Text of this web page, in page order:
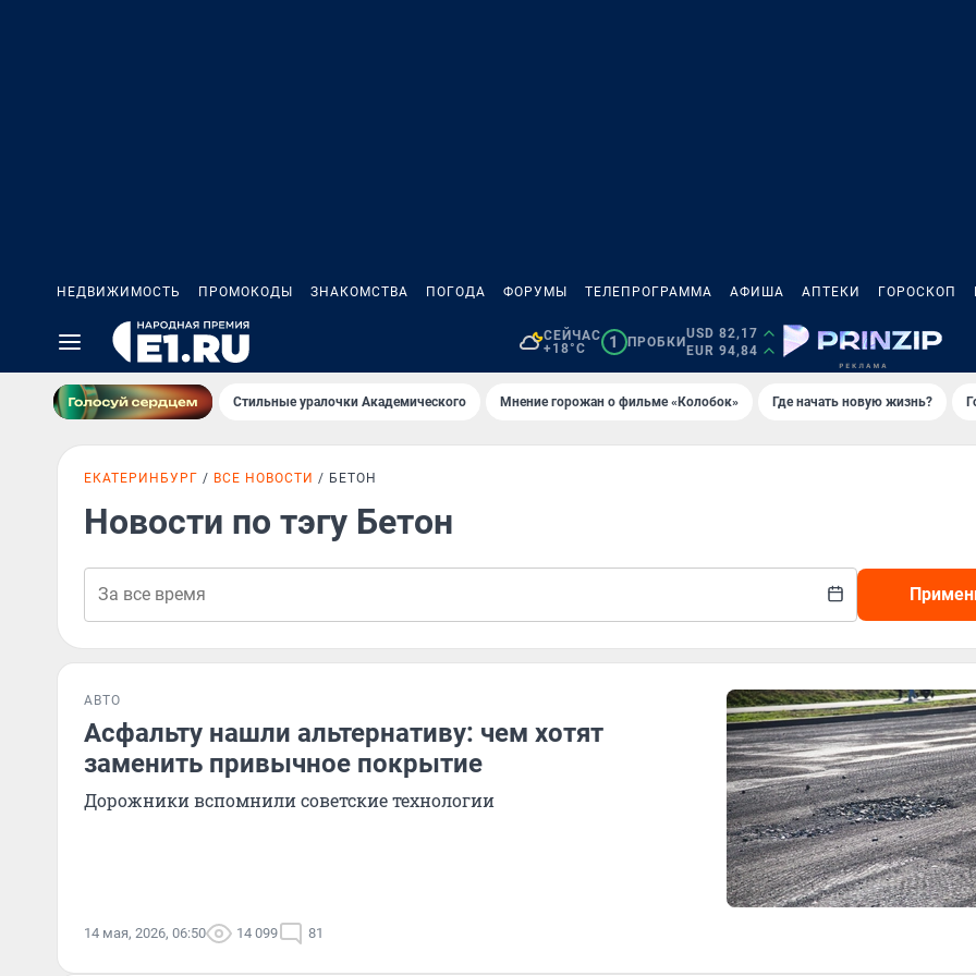
НЕДВИЖИМОСТЬ ПРОМОКОДЫ ЗНАКОМСТВА ПОГОДА ФОРУМЫ ТЕЛЕПРОГРАММА АФИША АПТЕКИ ГОРОСКОП
СЕЙЧАС
+18°C
1 ПРОБКИ
USD 82,17
EUR 94,84
Стильные уралочки Академического Мнение горожан о фильме «Колобок» Где начать новую жизнь?
ЕКАТЕРИНБУРГ ВСЕ НОВОСТИ БЕТОН
Новости по тэгу Бетон
АВТО
Асфальту нашли альтернативу: чем хотят
заменить привычное покрытие
Дорожники вспомнили советские технологии
14 мая, 2026, 06:50 14 099 81